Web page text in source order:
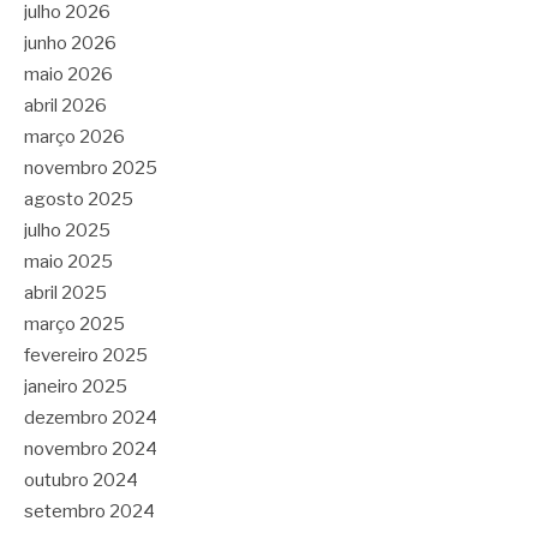
julho 2026
junho 2026
maio 2026
abril 2026
março 2026
novembro 2025
agosto 2025
julho 2025
maio 2025
abril 2025
março 2025
fevereiro 2025
janeiro 2025
dezembro 2024
novembro 2024
outubro 2024
setembro 2024